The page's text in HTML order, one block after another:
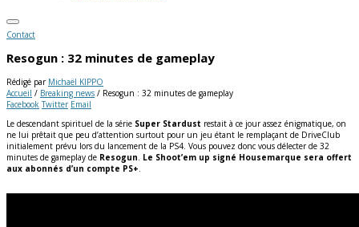
Contact
Resogun : 32 minutes de gameplay
Rédigé par Michaël KIPPO
Accueil / Breaking news / Resogun : 32 minutes de gameplay
Facebook Twitter Email
Le descendant spirituel de la série Super Stardust restait à ce jour assez énigmatique, on
ne lui prêtait que peu d’attention surtout pour un jeu étant le remplaçant de DriveClub
initialement prévu lors du lancement de la PS4. Vous pouvez donc vous délecter de 32
minutes de gameplay de Resogun. Le Shoot’em up signé Housemarque sera offert
aux abonnés d’un compte PS+.